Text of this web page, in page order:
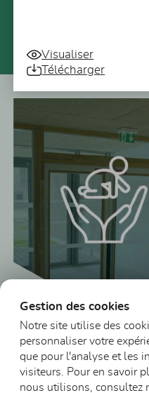
Visualiser
Télécharger
Blocs-portes vitrés
en bois Petite
enfance
Gestion des cookies
Notre site utilise des
personnaliser votre
que pour l'analyse et les
visiteurs. Pour en savoir
nous utilisons, consultez